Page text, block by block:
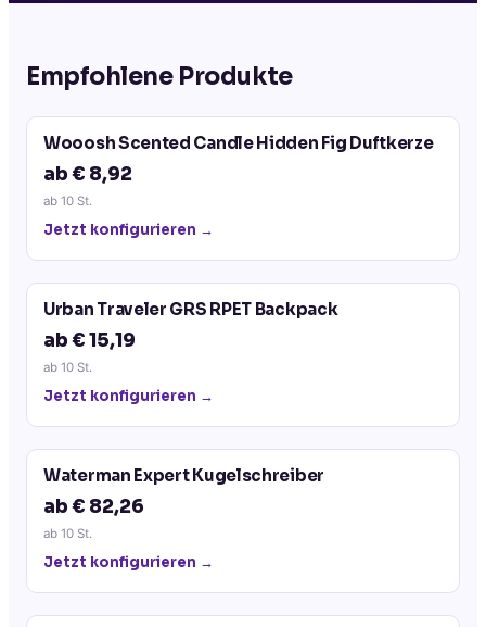
Empfohlene Produkte
Wooosh Scented Candle Hidden Fig Duftkerze
ab € 8,92
ab 10 St.
Jetzt konfigurieren →
Urban Traveler GRS RPET Backpack
ab € 15,19
ab 10 St.
Jetzt konfigurieren →
Waterman Expert Kugelschreiber
ab € 82,26
ab 10 St.
Jetzt konfigurieren →